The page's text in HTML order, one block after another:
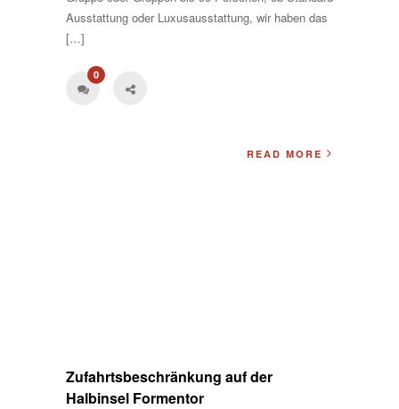
Ausstattung oder Luxusausstattung, wir haben das
[…]
0
READ MORE
Zufahrtsbeschränkung auf der
Halbinsel Formentor